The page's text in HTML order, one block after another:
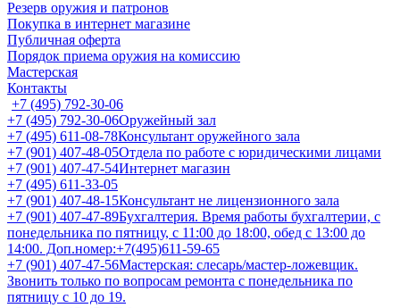
Резерв оружия и патронов
Покупка в интернет магазине
Публичная оферта
Порядок приема оружия на комиссию
Мастерская
Контакты
+7 (495) 792-30-06
+7 (495) 792-30-06Оружейный зал
+7 (495) 611-08-78Консультант оружейного зала
+7 (901) 407-48-05Отдела по работе с юридическими лицами
+7 (901) 407-47-54Интернет магазин
+7 (495) 611-33-05
+7 (901) 407-48-15Консультант не лицензионного зала
+7 (901) 407-47-89Бухгалтерия. Время работы бухгалтерии, с
понедельника по пятницу, с 11:00 до 18:00, обед с 13:00 до
14:00. Доп.номер:+7(495)611-59-65
+7 (901) 407-47-56Мастерская: слесарь/мастер-ложевщик.
Звонить только по вопросам ремонта с понедельника по
пятницу с 10 до 19.